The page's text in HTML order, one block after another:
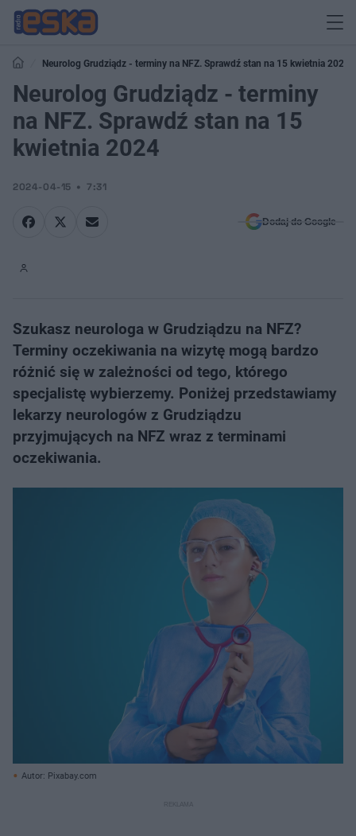
Neurolog Grudziądz - terminy na NFZ. Sprawdź stan na 15 kwietnia 2024
Neurolog Grudziądz - terminy
na NFZ. Sprawdź stan na 15
kwietnia 2024
2024-04-15 7:31
Dodaj do Google
Szukasz neurologa w Grudziądzu na NFZ?
Terminy oczekiwania na wizytę mogą bardzo
różnić się w zależności od tego, którego
specjalistę wybierzemy. Poniżej przedstawiamy
lekarzy neurologów z Grudziądzu
przyjmujących na NFZ wraz z terminami
oczekiwania.
Autor: Pixabay.com